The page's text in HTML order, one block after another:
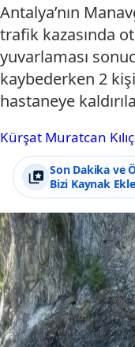
Antalya’nın
trafik kazasında
yuvarlaması
kaybederken 2
hastaneye
Kürşat Muratcan Kılıç
Son Dakika ve
Bizi Kaynak